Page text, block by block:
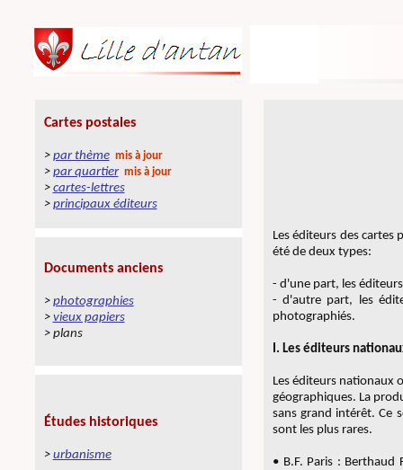
Les éditeurs des cartes
été de deux types:
- d'une part, les
- d'autre part, les
photographiés.
I. Les éditeurs
Les éditeurs nationaux
géographiques. La
sans grand intérêt. Ce
sont les plus rares.
• B.F. Paris :